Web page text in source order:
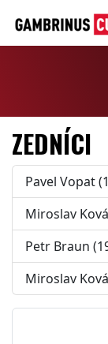
ZEDNÍCI
Pavel Vopat
Miroslav
Petr Braun
Miroslav